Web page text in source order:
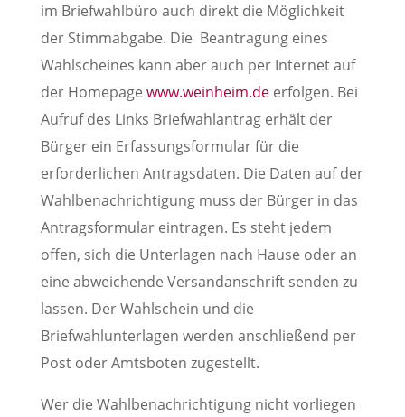
im Briefwahlbüro auch direkt die Möglichkeit
der Stimmabgabe. Die Beantragung eines
Wahlscheines kann aber auch per Internet auf
der Homepage www.weinheim.deerfolgen. Bei
Aufruf des Links Briefwahlantrag erhält der
Bürger ein Erfassungsformular für die
erforderlichen Antragsdaten. Die Daten auf der
Wahlbenachrichtigung muss der Bürger in das
Antragsformular eintragen. Es steht jedem
offen, sich die Unterlagen nach Hause oder an
eine abweichende Versandanschrift senden zu
lassen. Der Wahlschein und die
Briefwahlunterlagen werden anschließend per
Post oder Amtsboten zugestellt.
Wer die Wahlbenachrichtigung nicht vorliegen